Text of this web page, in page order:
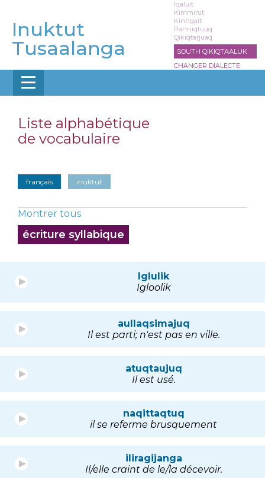
contenu
principal
Inuktut
Tusaalanga
Iqaluit
Kimmirut
Kinngait
Panniqtuuq
Qikiqtarjuaq
SOUTH QIKIQTAALUK
CHANGER DIALECTE
Liste alphabétique
de vocabulaire
français inuktut
Montrer tous
écriture syllabique
Iglulik
Igloolik
aullaqsimajuq
Il est parti; n'est pas en ville.
atuqtaujuq
Il est usé.
naqittaqtuq
il se referme brusquement
iliragijanga
Il/elle craint de le/la décevoir.